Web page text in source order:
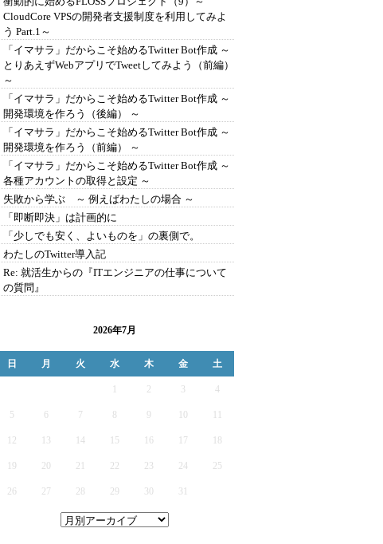
CloudCore VPSの開発者支援制度を利用してみよ
う Part.1～
「イマサラ」だからこそ始めるTwitter Bot作成 ～
とりあえずWebアプリでTweetしてみよう（前編）
～
「イマサラ」だからこそ始めるTwitter Bot作成 ～
開発環境を作ろう（後編） ～
「イマサラ」だからこそ始めるTwitter Bot作成 ～
開発環境を作ろう（前編） ～
「イマサラ」だからこそ始めるTwitter Bot作成 ～
各種アカウントの取得と設定 ～
失敗から学ぶ ～ 例えばわたしの場合 ～
「即断即決」は計画的に
「少しでも安く、よいものを」の裏側で。
わたしのTwitter導入記
Re: 就活生からの『ITエンジニアの仕事について
の質問』
2026年7月
日 月 火 水 木 金 土
2 3 4
5 6 7 9
12 13 14 15 16 17
19 20 21 22 23 24 25
26 27 28 29 30 31